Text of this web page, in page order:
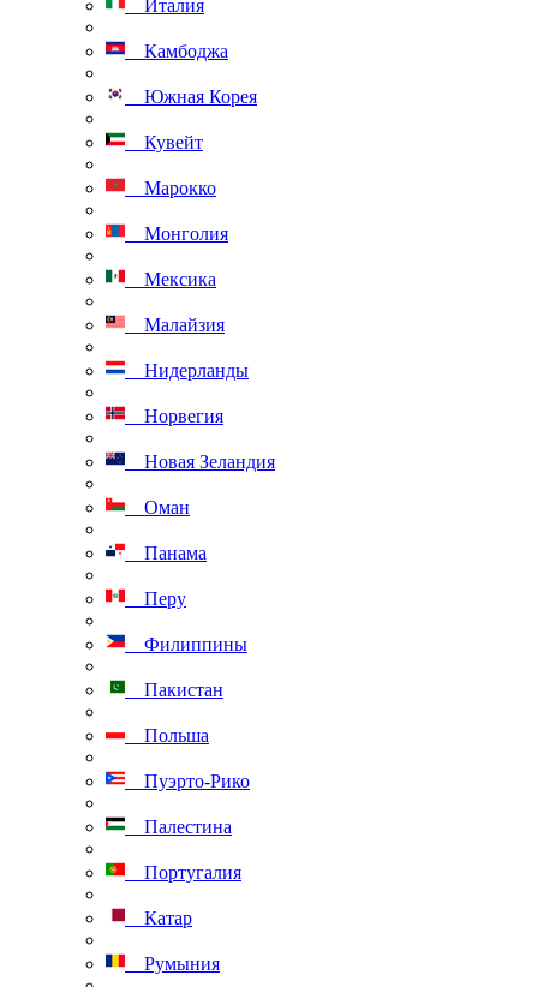
Италия
Камбоджа
Южная Корея
Кувейт
Марокко
Монголия
Мексика
Малайзия
Нидерланды
Норвегия
Новая Зеландия
Оман
Панама
Перу
Филиппины
Пакистан
Польша
Пуэрто-Рико
Палестина
Португалия
Катар
Румыния